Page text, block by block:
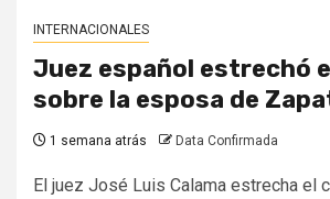
INTERNACIONALES
Juez español estrechó
sobre la esposa de
1 semana atrás Data Confirmada
El juez José Luis Calama estrecha el